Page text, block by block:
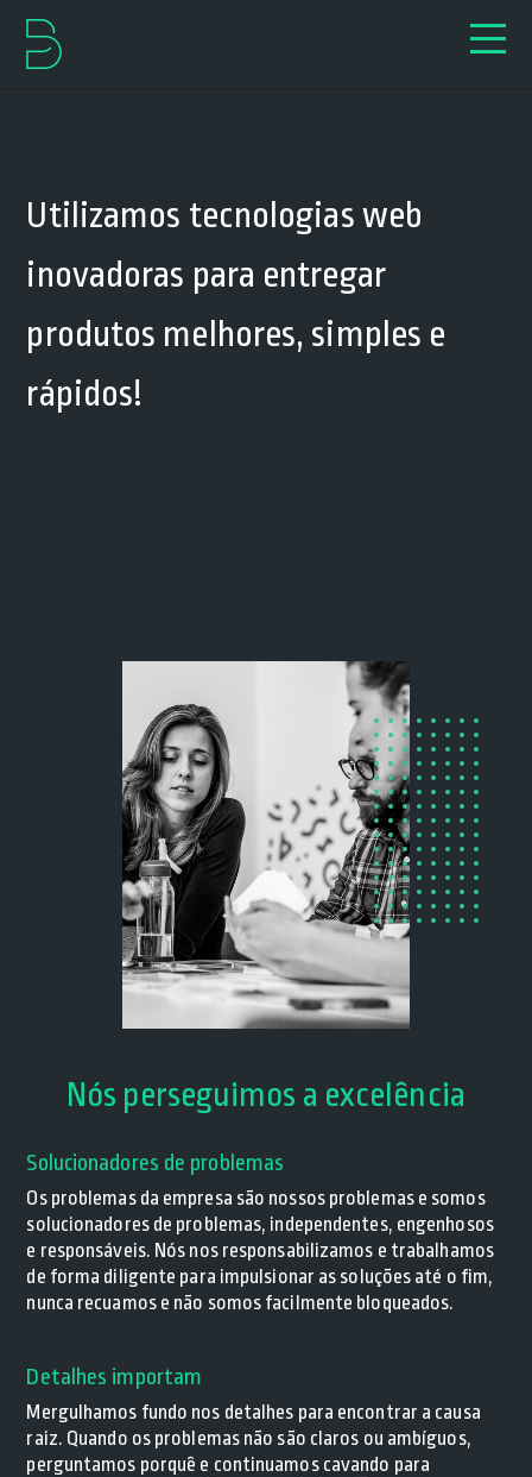
Utilizamos tecnologias web
inovadoras para entregar
produtos melhores, simples e
rápidos!
Nós perseguimos a excelência
Solucionadores de problemas
Os problemas da empresa são nossos problemas e somos
solucionadores de problemas, independentes, engenhosos
e responsáveis. Nós nos responsabilizamos e trabalhamos
de forma diligente para impulsionar as soluções até o fim,
nunca recuamos e não somos facilmente bloqueados.
Detalhes importam
Mergulhamos fundo nos detalhes para encontrar a causa
raiz. Quando os problemas não são claros ou ambíguos,
perguntamos porquê e continuamos cavando para